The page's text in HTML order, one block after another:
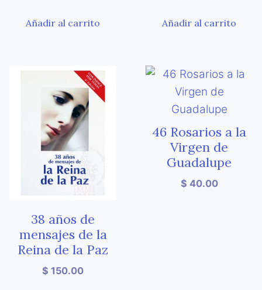
Añadir al carrito Añadir al carrito
38 años de
mensajes de la
Reina de la Paz
$ 150.00
46 Rosarios a la
Virgen de
Guadalupe
$ 40.00